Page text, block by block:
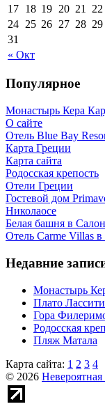
« Окт
17 18 19 20 21 22
24 25 26 27 28 29
31
Популярное
Монастырь Кера
О сайте
Отель Blue Bay
Карта Греции
Карта сайта
Родосская крепость
Отели Греции
Гостевой дом
Николаосе
Белая башня в
Отель Carme Villas
Недавние
Монастырь
Плато Лассити
Гора
Родосская
Пляж Матала
Карта сайта: 1 2 3 4
© 2026